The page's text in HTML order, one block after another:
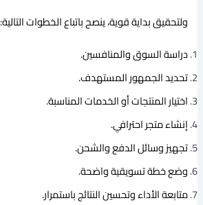
ولتحقيق بداية قوية، ينصح باتباع الخطوات التالية:
دراسة السوق والمنافسين.
تحديد الجمهور المستهدف.
اختيار المنتجات أو الخدمات المناسبة.
إنشاء متجر احترافي.
تجهيز وسائل الدفع والشحن.
وضع خطة تسويقية واضحة.
متابعة الأداء وتحسين النتائج باستمرار.